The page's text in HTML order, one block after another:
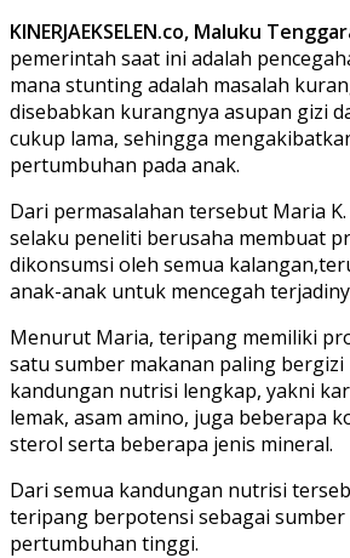
KINERJAEKSELEN.co, Maluku
pemerintah saat ini adalah
mana stunting adalah masalah
disebabkan kurangnya asupan gizi
cukup lama, sehingga
pertumbuhan pada anak.
Dari permasalahan tersebut Maria K.
selaku peneliti berusaha membuat
dikonsumsi oleh semua
anak-anak untuk mencegah
Menurut Maria, teripang memiliki
satu sumber makanan paling
kandungan nutrisi lengkap, yakni
lemak, asam amino, juga beberapa
sterol serta beberapa jenis mineral.
Dari semua kandungan nutrisi
teripang berpotensi sebagai
pertumbuhan tinggi.